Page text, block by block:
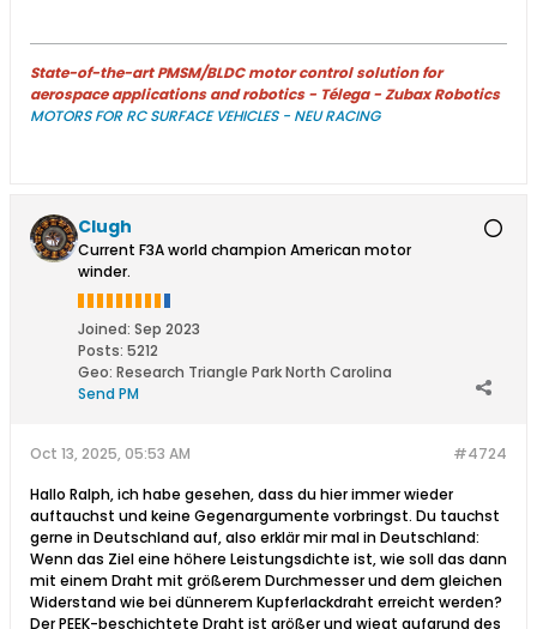
State-of-the-art PMSM/BLDC motor control solution for
aerospace applications and robotics - Télega - Zubax Robotics
MOTORS FOR RC SURFACE VEHICLES - NEU RACING
Clugh
Current F3A world champion American motor
winder.
Joined: Sep 2023
Posts: 5212
Geo: Research Triangle Park North Carolina
Send PM
#4724
Oct 13, 2025, 05:53 AM
Hallo Ralph, ich habe gesehen, dass du hier immer wieder
auftauchst und keine Gegenargumente vorbringst. Du tauchst
gerne in Deutschland auf, also erklär mir mal in Deutschland:
Wenn das Ziel eine höhere Leistungsdichte ist, wie soll das dann
mit einem Draht mit größerem Durchmesser und dem gleichen
Widerstand wie bei dünnerem Kupferlackdraht erreicht werden?
Der PEEK-beschichtete Draht ist größer und wiegt aufgrund des